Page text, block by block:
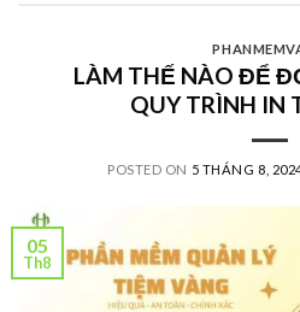
LÀM THẾ NÀO ĐỂ
QUY TRÌNH IN
POSTED ON 5 THÁNG 8,
05
Th8